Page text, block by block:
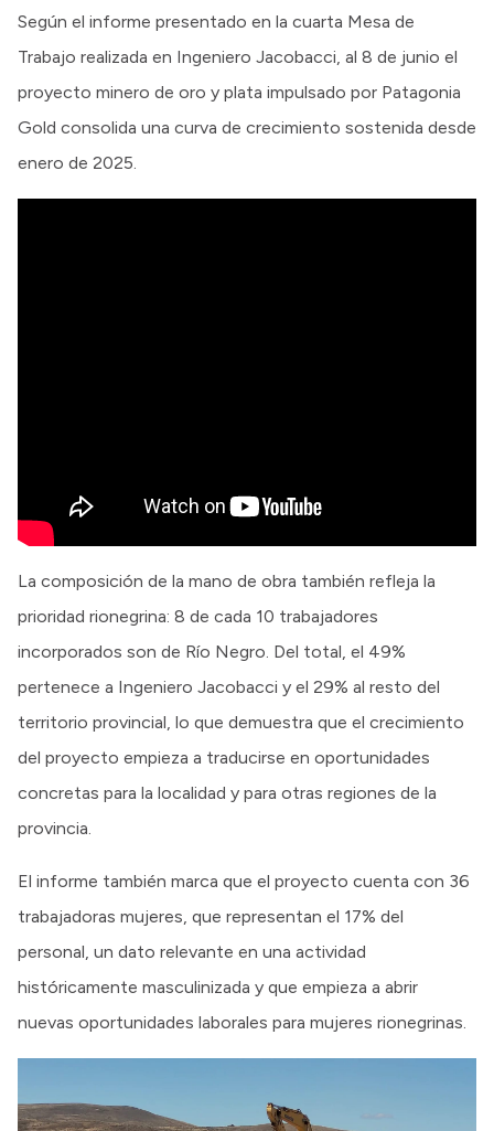
Según el informe presentado en la cuarta Mesa de
Trabajo realizada en Ingeniero Jacobacci, al 8 de junio el
proyecto minero de oro y plata impulsado por Patagonia
Gold consolida una curva de crecimiento sostenida desde
enero de 2025.
La composición de la mano de obra también refleja la
prioridad rionegrina: 8 de cada 10 trabajadores
incorporados son de Río Negro. Del total, el 49%
pertenece a Ingeniero Jacobacci y el 29% al resto del
territorio provincial, lo que demuestra que el crecimiento
del proyecto empieza a traducirse en oportunidades
concretas para la localidad y para otras regiones de la
provincia.
El informe también marca que el proyecto cuenta con 36
trabajadoras mujeres, que representan el 17% del
personal, un dato relevante en una actividad
históricamente masculinizada y que empieza a abrir
nuevas oportunidades laborales para mujeres rionegrinas.